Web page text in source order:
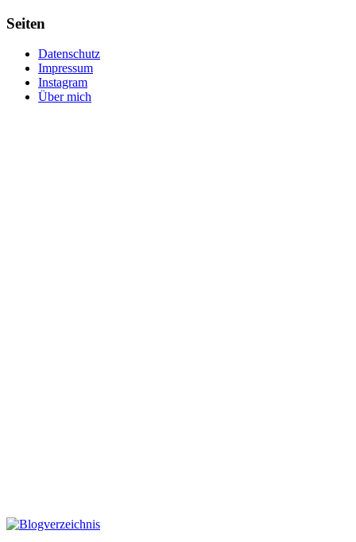
Seiten
Datenschutz
Impressum
Instagram
Über mich